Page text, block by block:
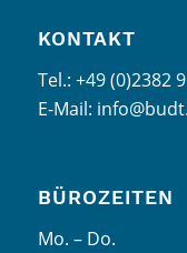
KONTAKT
Tel.: +49 (0)2382
E-Mail:
BÜROZEITEN
Mo. – Do.